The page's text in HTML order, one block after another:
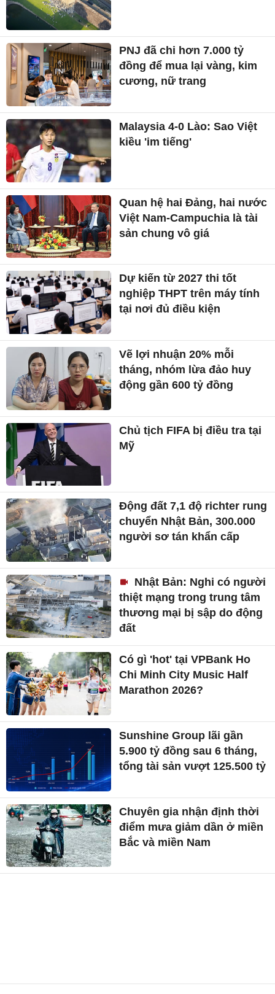
PNJ đã chi hơn 7.000 tỷ
đồng để mua lại vàng, kim
cương, nữ trang
Malaysia 4-0 Lào: Sao Việt
kiều 'im tiếng'
Quan hệ hai Đảng, hai nước
Việt Nam-Campuchia là tài
sản chung vô giá ​
Dự kiến từ 2027 thi tốt
nghiệp THPT trên máy tính
tại nơi đủ điều kiện
Vẽ lợi nhuận 20% mỗi
tháng, nhóm lừa đảo huy
động gần 600 tỷ đồng
Chủ tịch FIFA bị điều tra tại
Mỹ
Động đất 7,1 độ richter rung
chuyển Nhật Bản, 300.000
người sơ tán khẩn cấp
Nhật Bản: Nghi có người
thiệt mạng trong trung tâm
thương mại bị sập do động
đất
Có gì 'hot' tại VPBank Ho
Chi Minh City Music Half
Marathon 2026?
Sunshine Group lãi gần
5.900 tỷ đồng sau 6 tháng,
tổng tài sản vượt 125.500 tỷ
Chuyên gia nhận định thời
điểm mưa giảm dần ở miền
Bắc và miền Nam